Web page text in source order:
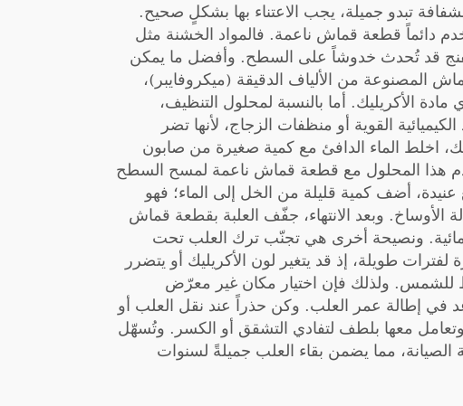
تبدو جميلة، يجب الاعتناء بها بشكلٍ صحيح.
دائماً قطعة قماش ناعمة. فالمواد الخشنة مثل
قد تُحدث خدوشاً على السطح. وأفضل ما يمكن
المصنوعة من الألياف الدقيقة (ميكروفايبر)،
مادة الأكريليك. أما بالنسبة لمحلول التنظيف،
القوية أو منظفات الزجاج، لأنها تضر
اخلط الماء الدافئ مع كمية صغيرة من صابون
هذا المحلول مع قطعة قماش ناعمة لمسح السطح
أضف كمية قليلة من الخل إلى الماء؛ فهو
الأوساخ. وبعد الانتهاء، جفّف العلبة بقطعة قماش
ونصيحة أخرى هي تجنّب ترك العلب تحت
طويلة، إذ قد يتغير لون الأكريليك أو يتضرر
ولذلك فإن اختيار مكان غير معرّض
في إطالة عمر العلب. وكن حذراً عند نقل العلب أو
معها بلطف لتفادي التشقق أو الكسر. وتُسهّل
مما يضمن بقاء العلب جميلةً لسنوات